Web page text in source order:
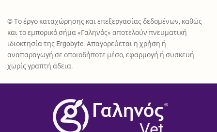
© Το έργο καταχώρησης και επεξεργασίας δεδομένων, καθώς
και το εμπορικό σήμα «Γαληνός» αποτελούν πνευματική
ιδιοκτησία της Ergobyte. Απαγορεύεται η χρήση ή
αναπαραγωγή σε οποιοδήποτε μέσο, εφαρμογή ή συσκευή
χωρίς γραπτή άδεια.
®